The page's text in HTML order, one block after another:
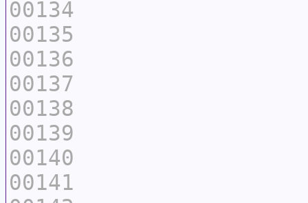
00134
00135
00136
00137
00138
00139
00140
00141